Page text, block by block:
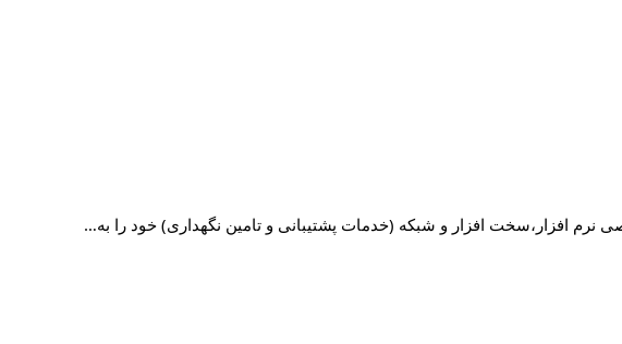
افزار،سخت افزار و شبکه (خدمات پشتیبانی و تامین نگهداری) خود را به…